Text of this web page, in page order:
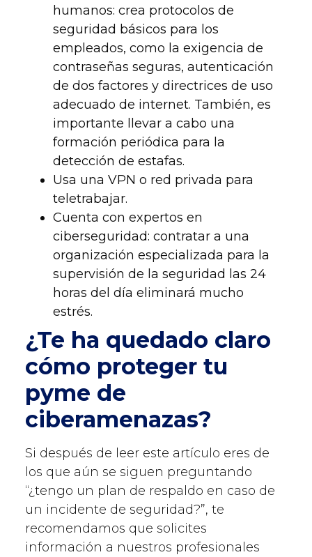
humanos: crea protocolos de
seguridad básicos para los
empleados, como la exigencia de
contraseñas seguras, autenticación
de dos factores y directrices de uso
adecuado de internet. También, es
importante llevar a cabo una
formación periódica para la
detección de estafas.
Usa una VPN o red privada para
teletrabajar.
Cuenta con expertos en
ciberseguridad: contratar a una
organización especializada para la
supervisión de la seguridad las 24
horas del día eliminará mucho
estrés.
¿Te ha quedado claro
cómo proteger tu
pyme de
ciberamenazas?
Si después de leer este artículo eres de
los que aún se siguen preguntando
“¿tengo un plan de respaldo en caso de
un incidente de seguridad?”, te
recomendamos que solicites
información a nuestros profesionales